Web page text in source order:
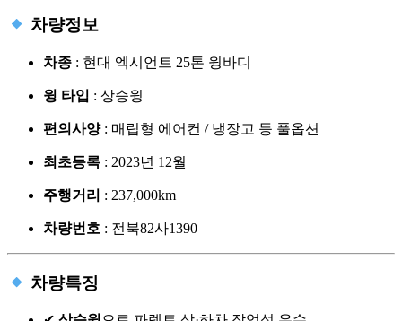
차량정보
차종 : 현대 엑시언트 25톤 윙바디
윙 타입 : 상승윙
편의사양: 매립형 에어컨 / 냉장고 등 풀옵션
최초등록 : 2023년 12월
주행거리 : 237,000km
차량번호 : 전북82사1390
차량특징